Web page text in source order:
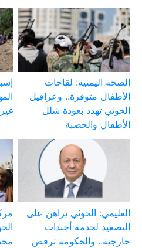
الصحة اليمنية: لقاحات
الأطفال متوفرة.. وعراقيل
الحوثي تهدد بعودة شلل
الأطفال والحصبة
العليمي: الحوثي يراهن على
التصعيد لخدمة أجندات
خارجية.. والحكومة ترفض